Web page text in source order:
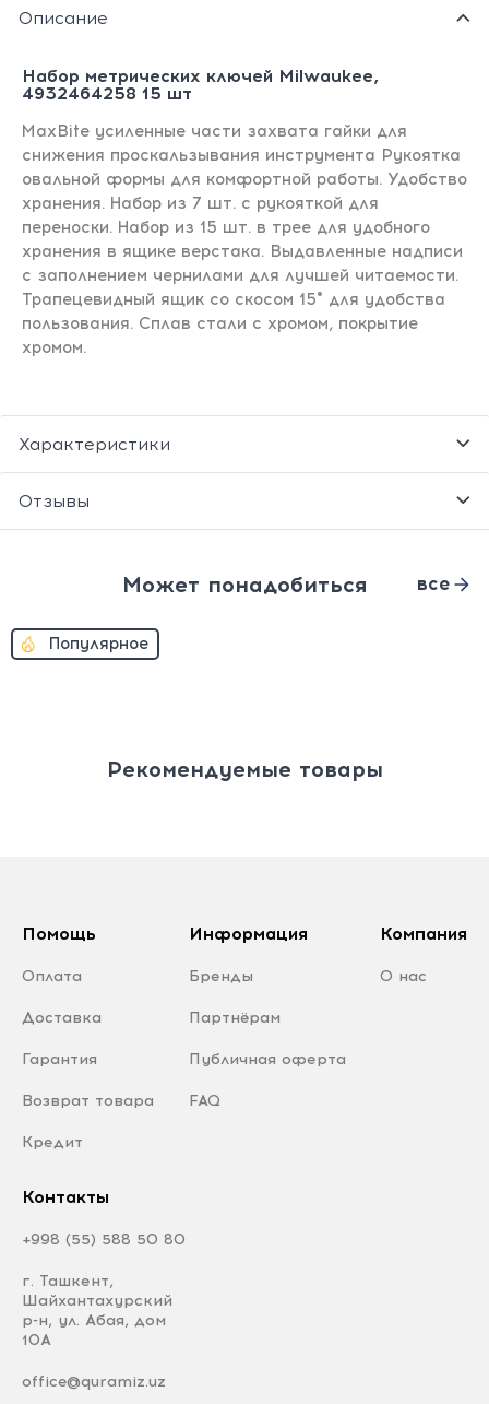
Описание
Набор метрических ключей Milwaukee,
4932464258 15 шт
MaxBite усиленные части захвата гайки для
снижения проскальзывания инструмента Рукоятка
овальной формы для комфортной работы. Удобство
хранения. Набор из 7 шт. с рукояткой для
переноски. Набор из 15 шт. в трее для удобного
хранения в ящике верстака. Выдавленные надписи
с заполнением чернилами для лучшей читаемости.
Трапецевидный ящик со скосом 15° для удобства
пользования. Сплав стали с хромом, покрытие
хромом.
Характеристики
Отзывы
Может понадобиться все
Популярное
Рекомендуемые товары
Помощь
Оплата
Доставка
Гарантия
Возврат товара
Кредит
Информация
Бренды
Партнёрам
Публичная оферта
FAQ
Компания
О нас
Контакты
+998 (55) 588 50 80
г. Ташкент,
Шайхантахурский
р-н, ул. Абая, дом
10А
office@quramiz.uz